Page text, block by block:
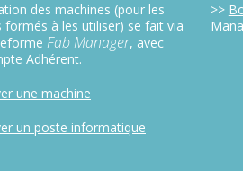
des machines (pour les
formés à les utiliser) se fait via
Fab Manager, avec
Adhérent.
une machine
un poste informatique
>>